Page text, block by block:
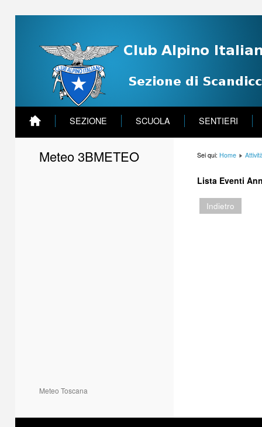
SEZIONE SCUOLA SENTIERI
Meteo 3BMETEO
Meteo Toscana
Sei qui: Home
Lista Eventi
Indietro